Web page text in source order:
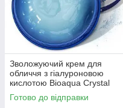
Зволожуючий крем для
обличчя з гіалуроновою
кислотою Bioaqua Crystal
Through Moist Replenishment
Cream, 38 мл
Готово до відправки